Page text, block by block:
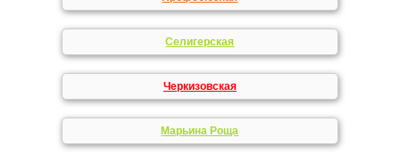
Селигерская
Черкизовская
Марьина Роща